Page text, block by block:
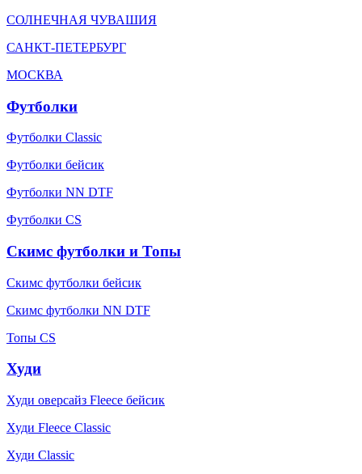
СОЛНЕЧНАЯ ЧУВАШИЯ
САНКТ-ПЕТЕРБУРГ
МОСКВА
Футболки
Футболки Classic
Футболки бейсик
Футболки NN DTF
Футболки CS
Скимс футболки и Топы
Скимс футболки бейсик
Скимс футболки NN DTF
Топы CS
Худи
Худи оверсайз Fleece бейсик
Худи Fleece Classic
Худи Classic